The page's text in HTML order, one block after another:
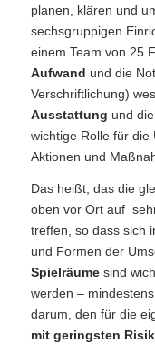
planen, klären und
sechsgruppigen
einem Team von 25
Aufwand und die
Verschriftlichung)
Ausstattung und die
wichtige Rolle für
Aktionen und
Das heißt, das die
oben vor Ort auf
treffen, so dass sich
und Formen der
Spielräumesind
werden –
darum, den für die
mit geringsten